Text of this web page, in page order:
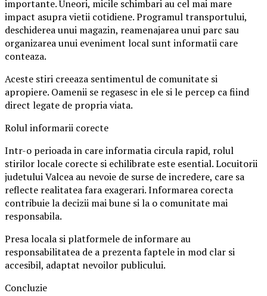
importante. Uneori, micile schimbari au cel mai mare
impact asupra vietii cotidiene. Programul transportului,
deschiderea unui magazin, reamenajarea unui parc sau
organizarea unui eveniment local sunt informatii care
conteaza.
Aceste stiri creeaza sentimentul de comunitate si
apropiere. Oamenii se regasesc in ele si le percep ca fiind
direct legate de propria viata.
Rolul informarii corecte
Intr-o perioada in care informatia circula rapid, rolul
stirilor locale corecte si echilibrate este esential. Locuitorii
judetului Valcea au nevoie de surse de incredere, care sa
reflecte realitatea fara exagerari. Informarea corecta
contribuie la decizii mai bune si la o comunitate mai
responsabila.
Presa locala si platformele de informare au
responsabilitatea de a prezenta faptele in mod clar si
accesibil, adaptat nevoilor publicului.
Concluzie